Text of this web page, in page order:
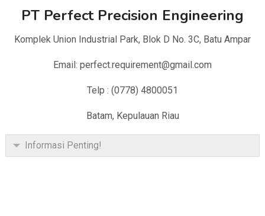
PT Perfect Precision Engineering
Komplek Union Industrial Park, Blok D No. 3C, Batu Ampar
Email: perfect.requirement@gmail.com
Telp : (0778) 4800051
Batam, Kepulauan Riau
Informasi Penting!